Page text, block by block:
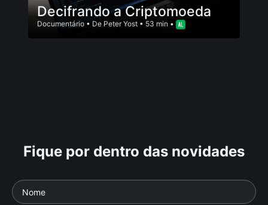
Decifrando a Criptomoeda
Documentário • De Peter Yost • 53 min •
Fique por dentro das novidades